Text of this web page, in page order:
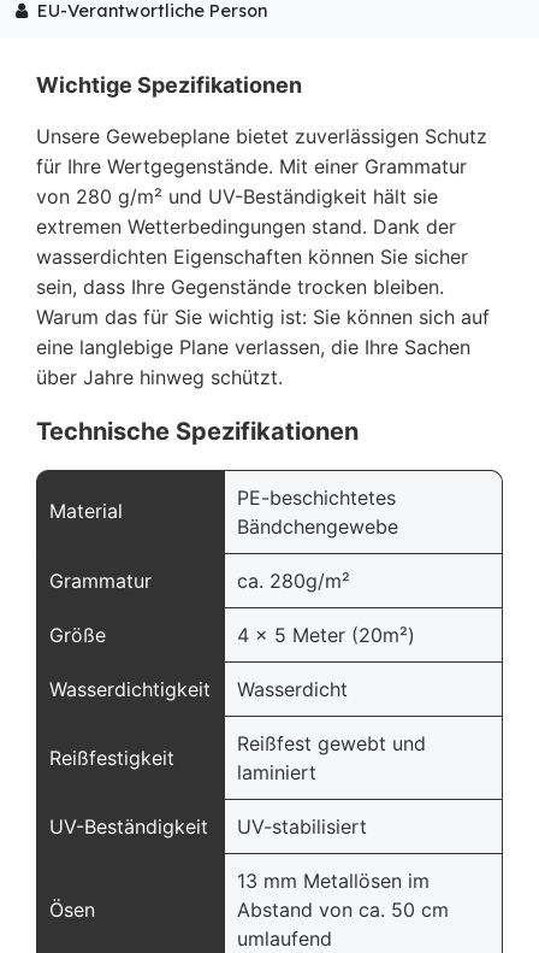
EU-Verantwortliche Person
Wichtige Spezifikationen
Unsere Gewebeplane bietet zuverlässigen Schutz
für Ihre Wertgegenstände. Mit einer Grammatur
von 280 g/m² und UV-Beständigkeit hält sie
extremen Wetterbedingungen stand. Dank der
wasserdichten Eigenschaften können Sie sicher
sein, dass Ihre Gegenstände trocken bleiben.
Warum das für Sie wichtig ist: Sie können sich auf
eine langlebige Plane verlassen, die Ihre Sachen
über Jahre hinweg schützt.
Technische Spezifikationen
Material
PE-beschichtetes
Bändchengewebe
Grammatur ca. 280g/m²
Größe 4 x 5 Meter (20m²)
Wasserdichtigkeit Wasserdicht
Reißfestigkeit
Reißfest gewebt und
laminiert
UV-Beständigkeit UV-stabilisiert
Ösen
13 mm Metallösen im
Abstand von ca. 50 cm
umlaufend